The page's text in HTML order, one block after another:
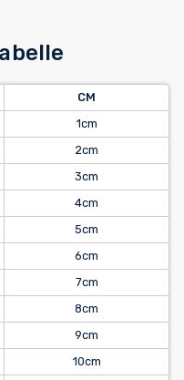
CM
1cm
2cm
3cm
4cm
5cm
6cm
7cm
8cm
9cm
10cm